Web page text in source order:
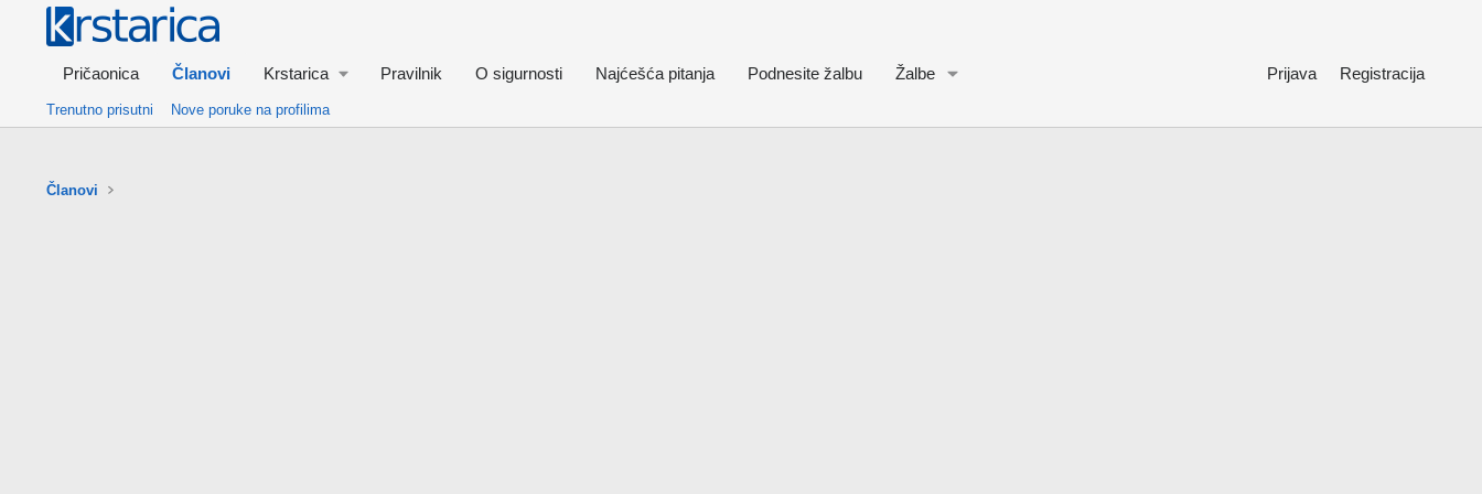
Pričaonica Članovi Krstarica Pravilnik O sigurnosti Najćešća pitanja Podnesite žalbu Žalbe Prijava Registracija
Trenutno prisutni Nove poruke na profilima
Članovi